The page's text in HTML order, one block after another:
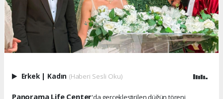
Erkek | Kadın (Haberi Sesli Oku)
Panorama Life Center'da gerçekleştirilen düğün töreni,